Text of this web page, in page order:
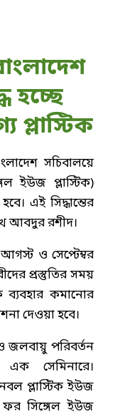
হচ্ছে
প্লাস্টিক
সচিবালয়ে
ইউজ প্লাস্টিক)
এই সিদ্ধান্তের
আবদুর রশীদ।
ও সেপ্টেম্বর
প্রস্তুতির সময়
ব্যবহার কমানোর
দেওয়া হবে।
জলবায়ু পরিবর্তন
সেমিনারে।
প্লাস্টিক ইউজ
ফর সিঙ্গেল ইউজ